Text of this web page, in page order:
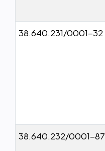
38.640.231/0001-32
38.640.232/0001-87